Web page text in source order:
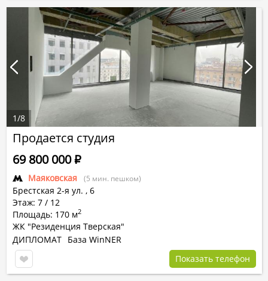
Продается студия
Маяковская (5 мин. пешком)
Брестская 2-я ул. , 6
Этаж: 7 / 12
Площадь: 170 м2
ЖК "Резиденция Тверская"
69 800 000Р
ДИПЛОМАТ База WinNER
Показать телефон
1/8